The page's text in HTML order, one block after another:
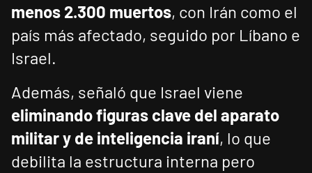
menos 2.300 muertos, con Irán como el
país más afectado, seguido por Líbano e
Israel.
Además, señaló que Israel viene
eliminando figuras clave del aparato
militar y de inteligencia iraní, lo que
debilita la estructura interna pero